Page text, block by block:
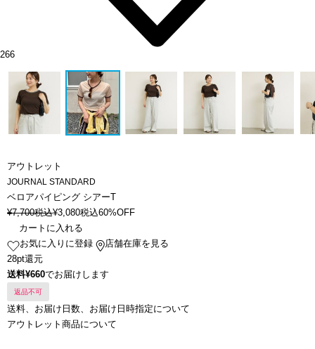
266
アウトレット
JOURNAL STANDARD
ベロアパイピング シアーT
¥7,700税込¥3,080税込60%OFF
カートに入れる
お気に入りに登録
店舗在庫を見る
28pt還元
送料¥660でお届けします
返品不可
送料、お届け日数、お届け日時指定について
アウトレット商品について